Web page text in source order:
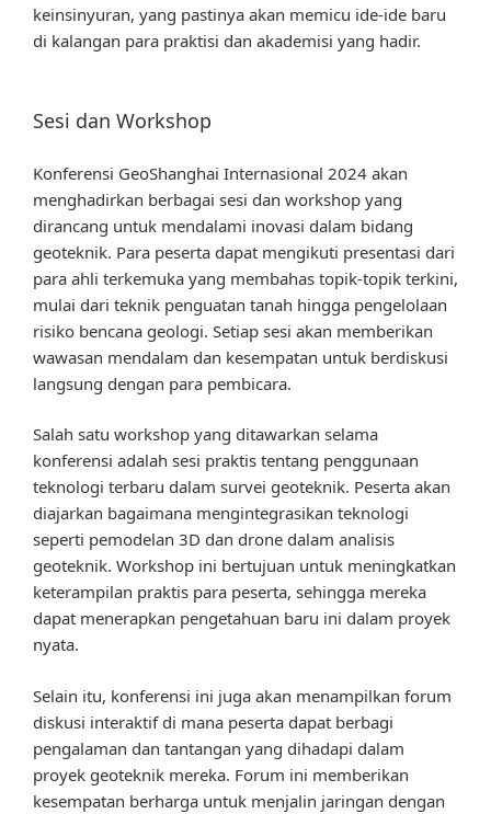
keinsinyuran, yang pastinya akan memicu ide-ide baru
di kalangan para praktisi dan akademisi yang hadir.
Sesi dan Workshop
Konferensi GeoShanghai Internasional 2024 akan
menghadirkan berbagai sesi dan workshop yang
dirancang untuk mendalami inovasi dalam bidang
geoteknik. Para peserta dapat mengikuti presentasi dari
para ahli terkemuka yang membahas topik-topik terkini,
mulai dari teknik penguatan tanah hingga pengelolaan
risiko bencana geologi. Setiap sesi akan memberikan
wawasan mendalam dan kesempatan untuk berdiskusi
langsung dengan para pembicara.
Salah satu workshop yang ditawarkan selama
konferensi adalah sesi praktis tentang penggunaan
teknologi terbaru dalam survei geoteknik. Peserta akan
diajarkan bagaimana mengintegrasikan teknologi
seperti pemodelan 3D dan drone dalam analisis
geoteknik. Workshop ini bertujuan untuk meningkatkan
keterampilan praktis para peserta, sehingga mereka
dapat menerapkan pengetahuan baru ini dalam proyek
nyata.
Selain itu, konferensi ini juga akan menampilkan forum
diskusi interaktif di mana peserta dapat berbagi
pengalaman dan tantangan yang dihadapi dalam
proyek geoteknik mereka. Forum ini memberikan
kesempatan berharga untuk menjalin jaringan dengan